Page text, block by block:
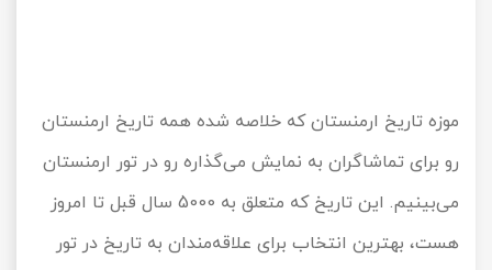
موزه تاریخ ارمنستان که خلاصه شده همه تاریخ ارمنستان
رو برای تماشاگران به نمایش می‌گذاره رو در تور ارمنستان
می‌بینیم. این تاریخ که متعلق به 5000 سال قبل تا امروز
هست، بهترین انتخاب برای علاقه‌مندان به تاریخ در تور